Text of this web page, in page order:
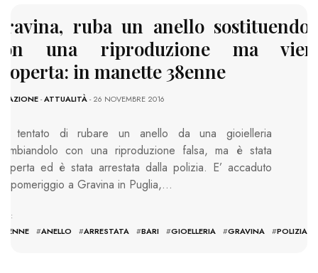
ruba un anello
una riproduzione ma
in manette 38enne
-ATTUALITÀ- 26 NOVEMBRE 2016
tentato di rubare un anello da una gioielleria
con una riproduzione falsa, ma è stata
ed è stata arrestata dalla polizia. E’ accaduto
pomeriggio a Gravina in Puglia,…
#ANELLO #ARRESTATA #BARI #GIOELLERIA #GRAVINA #POLIZIA